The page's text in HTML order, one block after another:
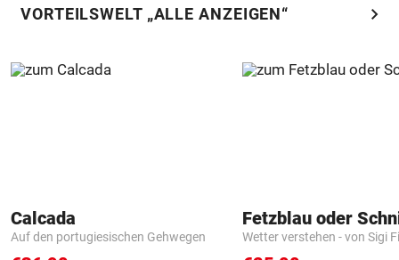
VORTEILSWELT „ALLE ANZEIGEN“ chevron_right
Calcada
Auf den portugiesischen Gehwegen
Fetzblau oder
Wetter verstehen - von Sigi